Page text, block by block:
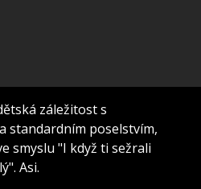
záležitost s
standardním poselstvím,
smyslu "I když ti sežrali
Asi.